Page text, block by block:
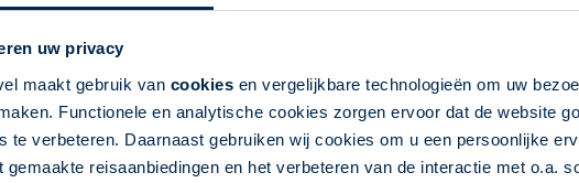
uw privacy
maakt gebruik van cookies en vergelijkbare technologieën om uw
Functionele en analytische cookies zorgen ervoor dat de website
te verbeteren. Daarnaast gebruiken wij cookies om u een persoonlijke
gemaakte reisaanbiedingen en het verbeteren van de interactie met o.a.
rijkdom van Limassol willen ontdekken.